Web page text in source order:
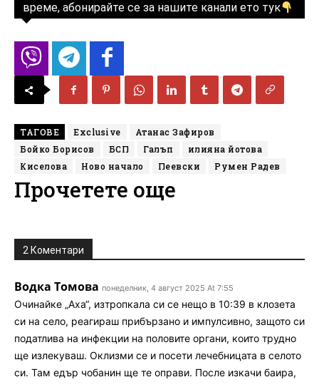
време, абонирайте се за нашите канали ето тук
ТАГОВЕ Exclusive
Атанас Зафиров
Бойко Борисов
БСП Галъп
илияна йотова
Киселова
Ново начало Пеевски Румен Радев
Прочетете още
2 Коментари
Водка Томова понеделник, 4 август 2025 At 7:55
Очинайке „Аха“, изтропкала си се нещо в 10:39 в клозета
си на село, реагираш прибързано и импулсивно, защото си
податлива на инфекции на половите органи, които трудно
ще излекуваш. Оклизми се и посети лечебницата в селото
си. Там едър чобанин ще те оправи. После изкачи баира,